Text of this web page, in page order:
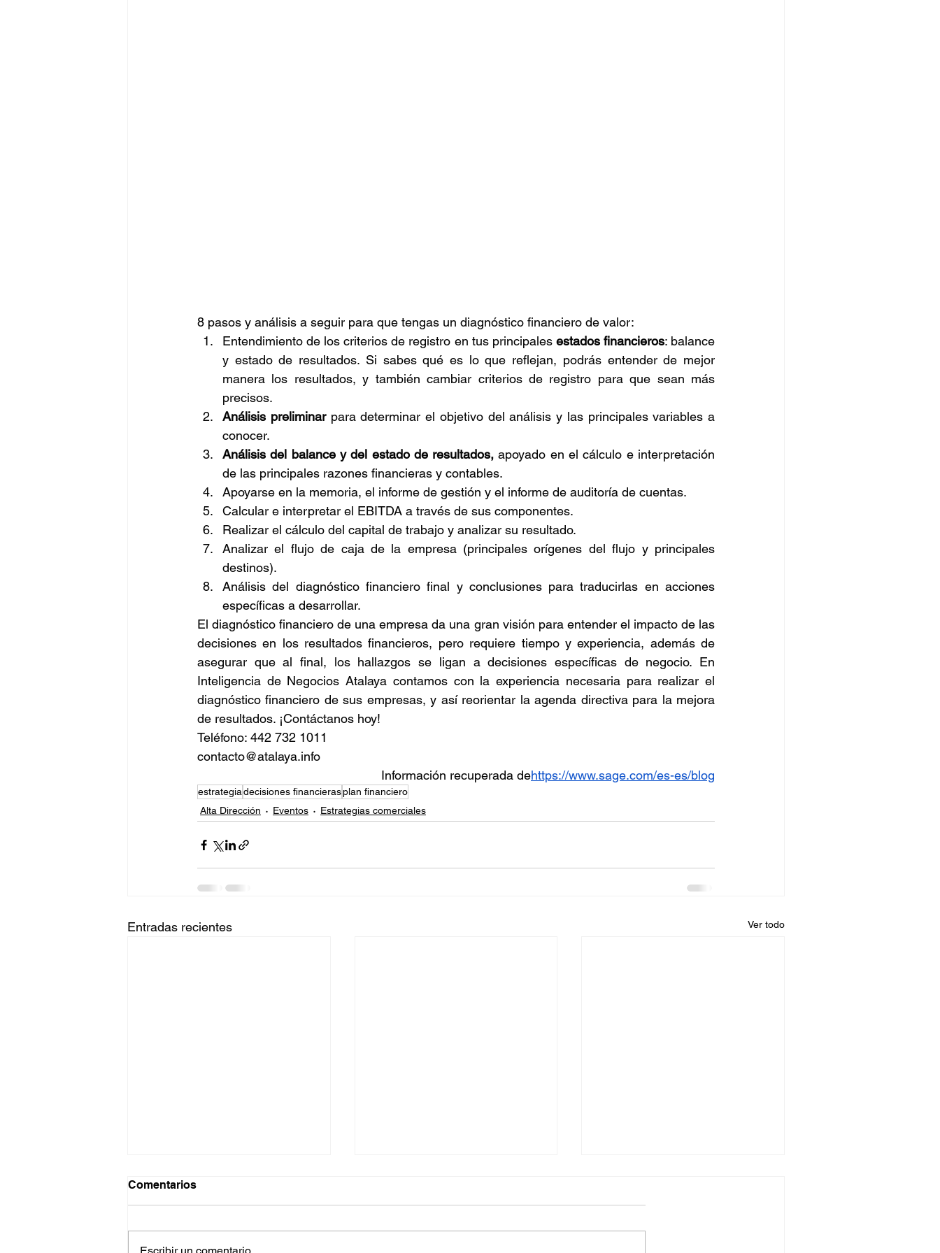
8 pasos y análisis a seguir para que tengas un diagnóstico financiero de valor:
Entendimiento de los criterios de registro en tus principales estados financieros: balance
y estado de resultados. Si sabes qué es lo que reflejan, podrás entender de mejor
manera los resultados, y también cambiar criterios de registro para que sean más
precisos.
Análisis preliminar para determinar el objetivo del análisis y las principales variables a
conocer.
Análisis del balance y del estado de resultados, apoyado en el cálculo e interpretación
de las principales razones financieras y contables.
Apoyarse en la memoria, el informe de gestión y el informe de auditoría de cuentas.
Calcular e interpretar el EBITDA a través de sus componentes.
Realizar el cálculo del capital de trabajo y analizar su resultado.
Analizar el flujo de caja de la empresa (principales orígenes del flujo y principales
destinos).
Análisis del diagnóstico financiero final y conclusiones para traducirlas en acciones
específicas a desarrollar.
El diagnóstico financiero de una empresa da una gran visión para entender el impacto de las
decisiones en los resultados financieros, pero requiere tiempo y experiencia, además de
asegurar que al final, los hallazgos se ligan a decisiones específicas de negocio. En
Inteligencia de Negocios Atalaya contamos con la experiencia necesaria para realizar el
diagnóstico financiero de sus empresas, y así reorientar la agenda directiva para la mejora
de resultados. ¡Contáctanos hoy!
Teléfono: 442 732 1011
contacto@atalaya.info
Información recuperada dehttps://www.sage.com/es-es/blog
estrategiadecisiones financierasplan financiero
Alta Dirección
Eventos Estrategias comerciales
Entradas recientes Ver todo
Comentarios